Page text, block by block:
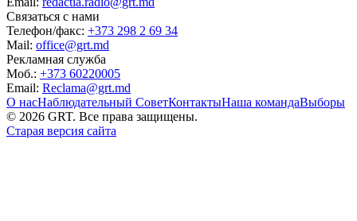
Связаться с нами
Телефон/факс: +373 298 2 69 34
Mail: office@grt.md
Рекламная служба
Моб.: +373 60220005
Email: Reclama@grt.md
О насНаблюдательный СоветКонтактыНаша командаВыборы
© 2026 GRT. Все права защищены.
Старая версия сайта